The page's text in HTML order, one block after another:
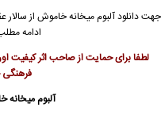
جهت دانلود آلبوم میخانه خاموش از سالار
ادامه
لطفا برای حمایت از صاحب اثر کیفیت
فرهنگی
آلبوم میخانه